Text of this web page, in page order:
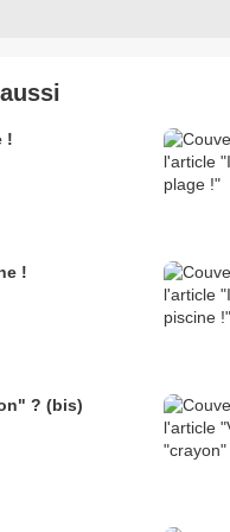
!
!
? (bis)